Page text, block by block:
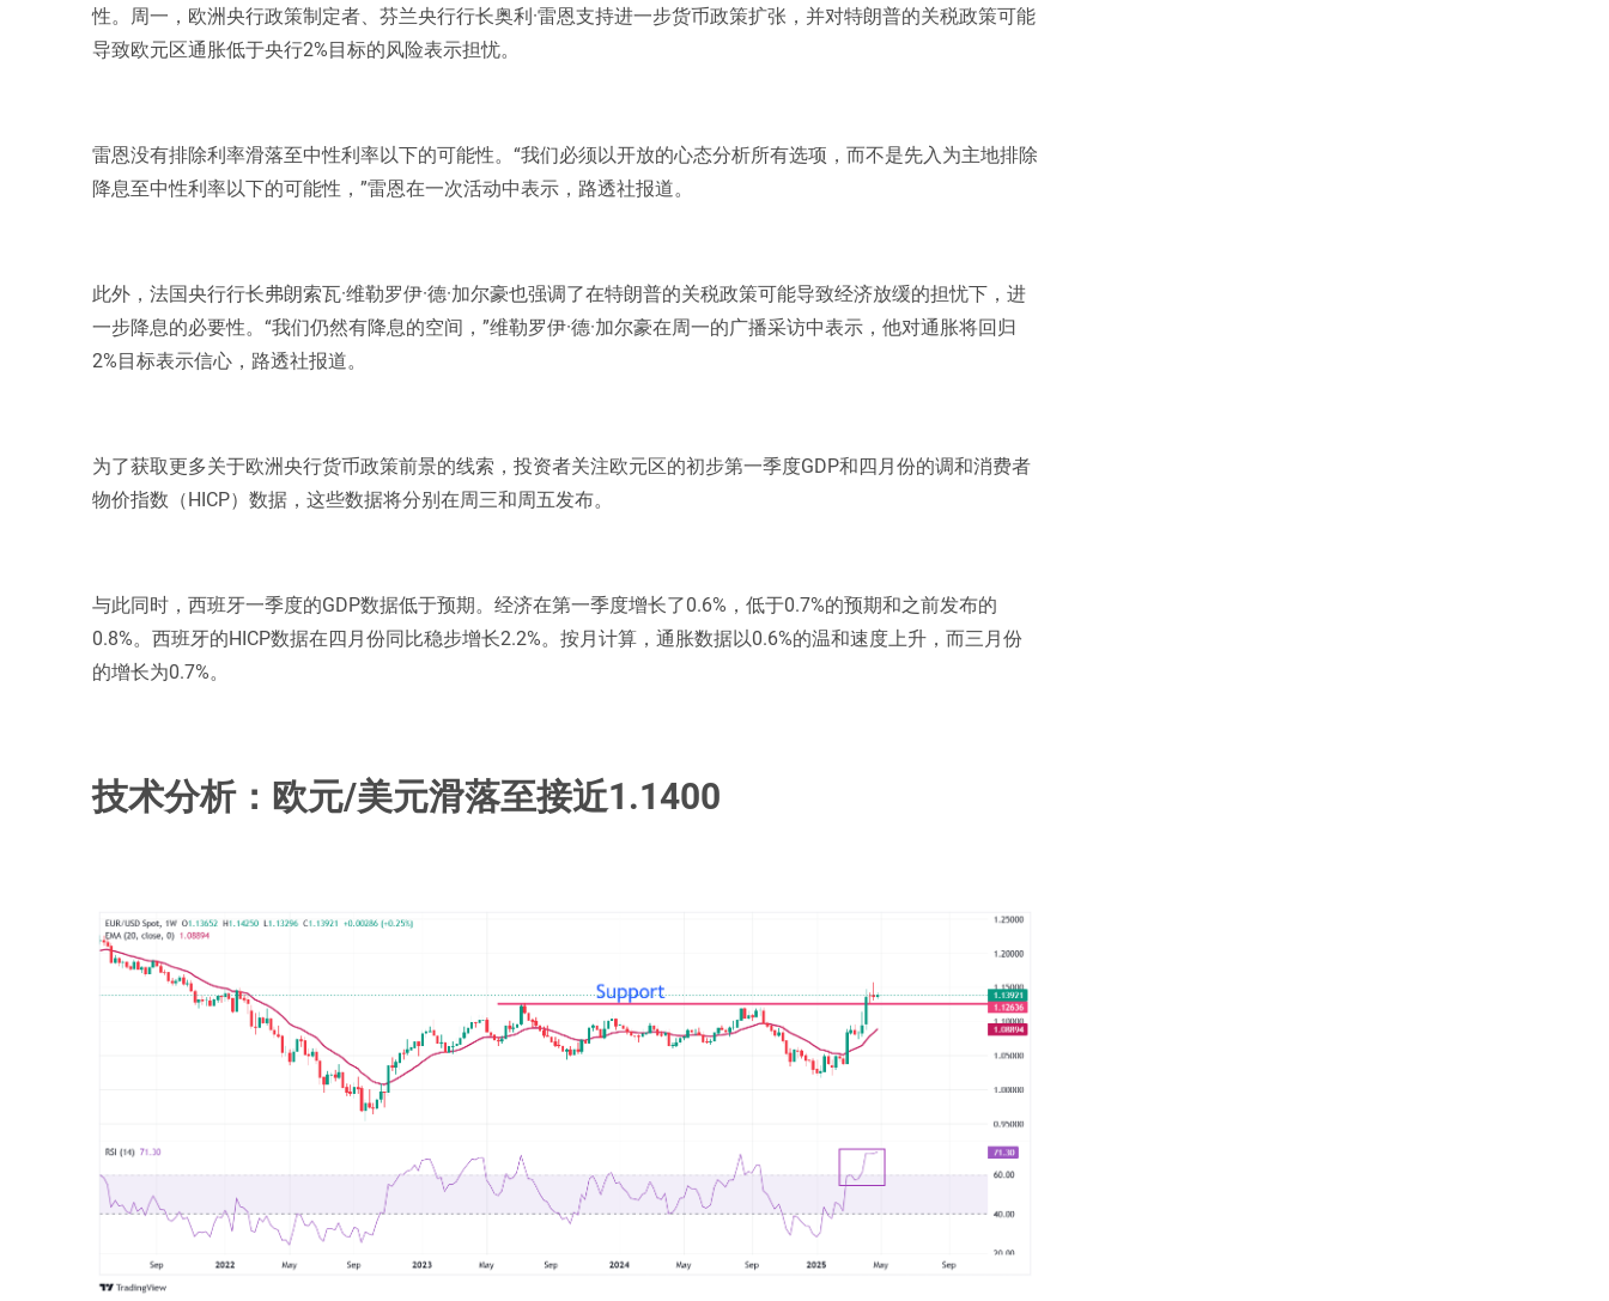
性。周一，欧洲央行政策制定者、芬兰央行行长奥利·雷恩支持进一步货币政策扩张，并对特朗普的关税政策可能
导致欧元区通胀低于央行2%目标的风险表示担忧。
雷恩没有排除利率滑落至中性利率以下的可能性。“我们必须以开放的心态分析所有选项，而不是先入为主地排除
降息至中性利率以下的可能性，”雷恩在一次活动中表示，路透社报道。
此外，法国央行行长弗朗索瓦·维勒罗伊·德·加尔豪也强调了在特朗普的关税政策可能导致经济放缓的担忧下，进
一步降息的必要性。“我们仍然有降息的空间，”维勒罗伊·德·加尔豪在周一的广播采访中表示，他对通胀将回归
2%目标表示信心，路透社报道。
为了获取更多关于欧洲央行货币政策前景的线索，投资者关注欧元区的初步第一季度GDP和四月份的调和消费者
物价指数（HICP）数据，这些数据将分别在周三和周五发布。
与此同时，西班牙一季度的GDP数据低于预期。经济在第一季度增长了0.6%，低于0.7%的预期和之前发布的
0.8%。西班牙的HICP数据在四月份同比稳步增长2.2%。按月计算，通胀数据以0.6%的温和速度上升，而三月份
的增长为0.7%。
技术分析：欧元/美元滑落至接近1.1400